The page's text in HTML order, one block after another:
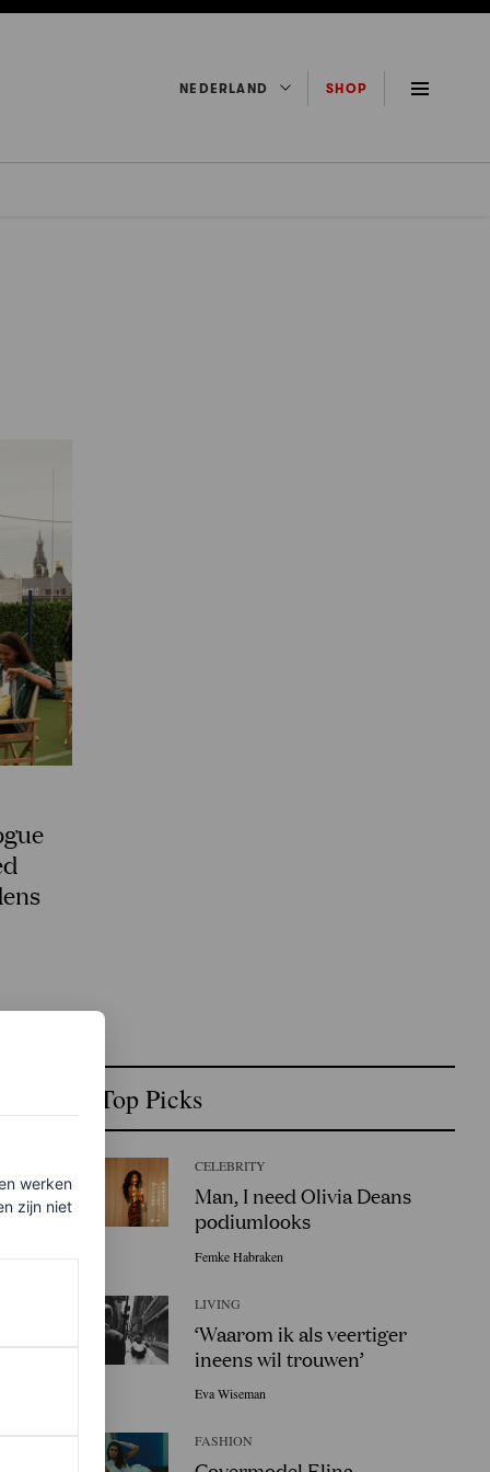
NEDERLAND SHOP
en
Top Picks
CELEBRITY
Man, I need Olivia Deans
podiumlooks
Femke Habraken
LIVING
‘Waarom ik als veertiger
ineens wil trouwen’
Eva Wiseman
FASHION
werken
zijn niet